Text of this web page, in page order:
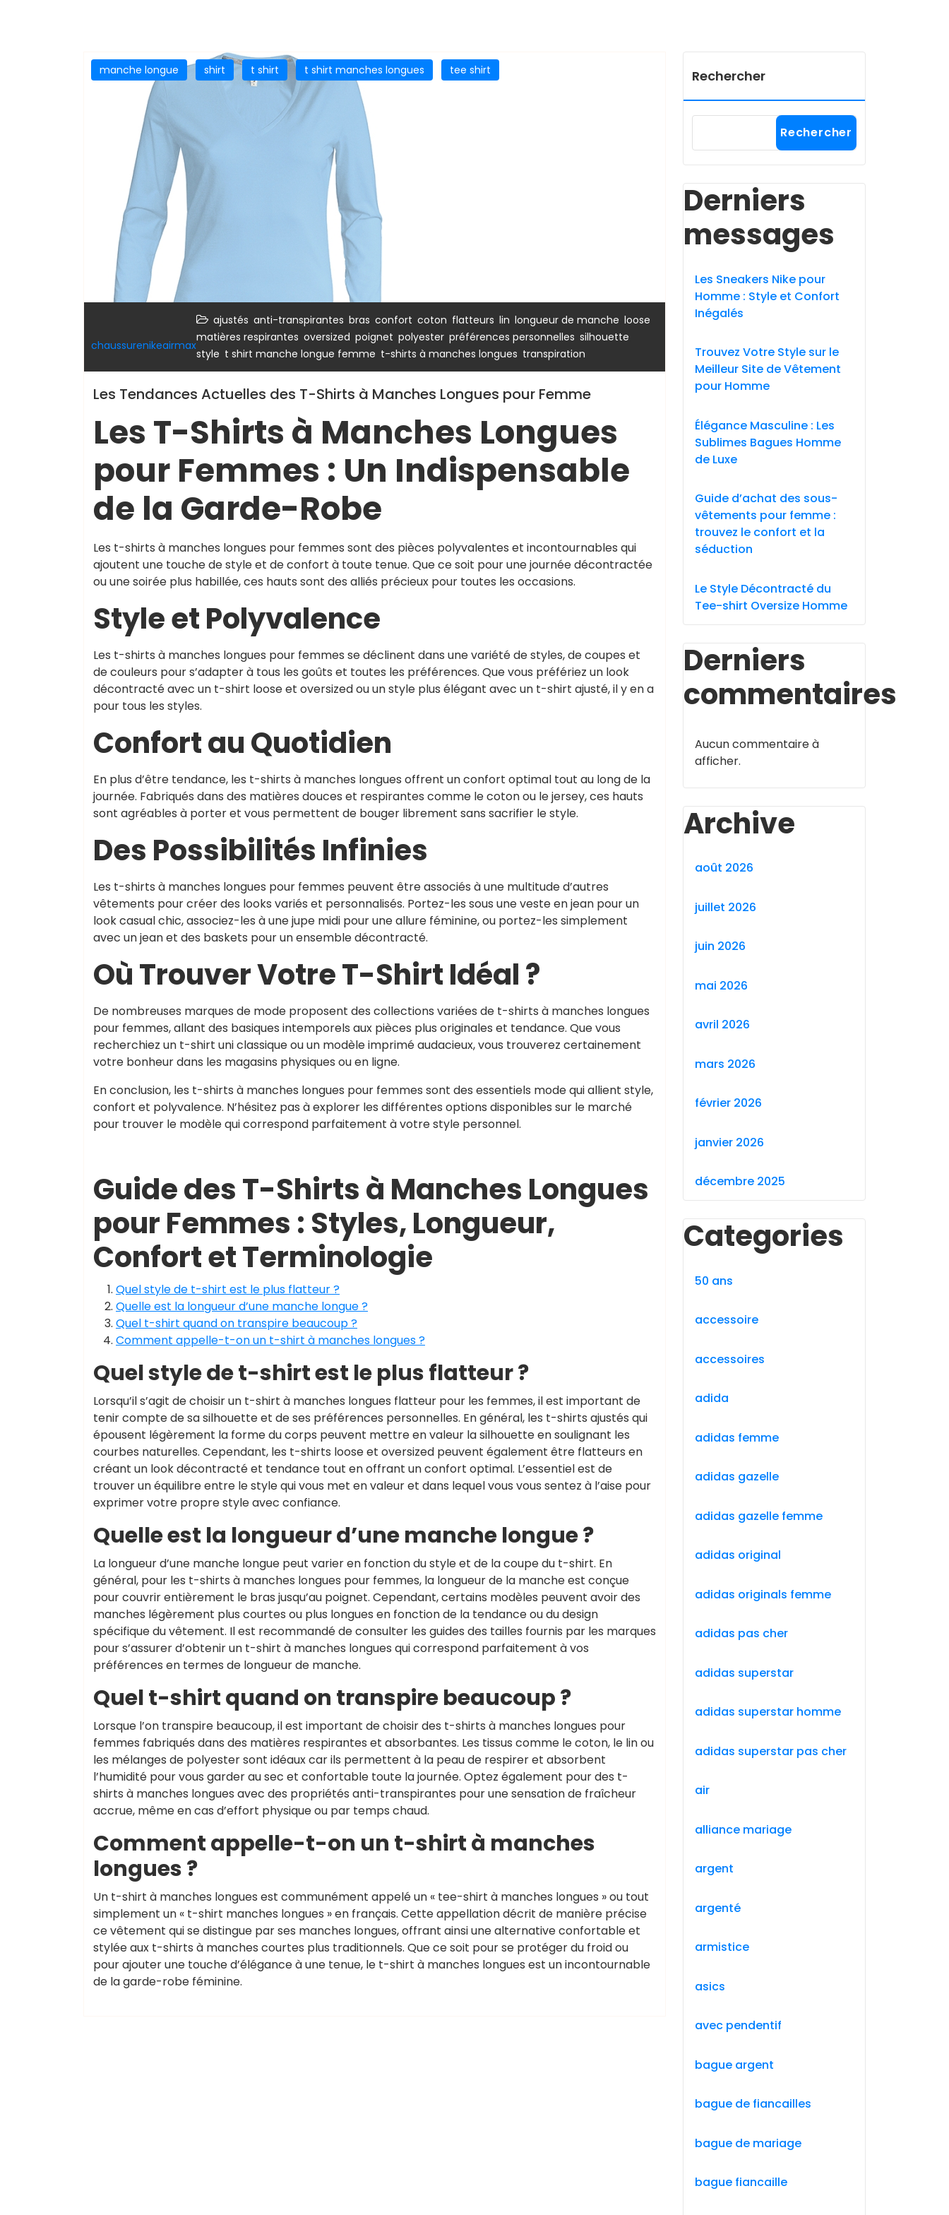
manche longue shirt t shirt t shirt manches longues tee shirt
chaussurenikeairmax
ajustés anti-transpirantes bras confort coton flatteurs lin longueur de manche loose
matières respirantes oversized poignet polyester préférences personnelles silhouette
style t shirt manche longue femme t-shirts à manches longues transpiration
Les Tendances Actuelles des T-Shirts à Manches Longues pour Femme
Les T-Shirts à Manches Longues
pour Femmes : Un Indispensable
de la Garde-Robe
Les t-shirts à manches longues pour femmes sont des pièces polyvalentes et incontournables qui
ajoutent une touche de style et de confort à toute tenue. Que ce soit pour une journée décontractée
ou une soirée plus habillée, ces hauts sont des alliés précieux pour toutes les occasions.
Style et Polyvalence
Les t-shirts à manches longues pour femmes se déclinent dans une variété de styles, de coupes et
de couleurs pour s’adapter à tous les goûts et toutes les préférences. Que vous préfériez un look
décontracté avec un t-shirt loose et oversized ou un style plus élégant avec un t-shirt ajusté, il y en a
pour tous les styles.
Confort au Quotidien
En plus d’être tendance, les t-shirts à manches longues offrent un confort optimal tout au long de la
journée. Fabriqués dans des matières douces et respirantes comme le coton ou le jersey, ces hauts
sont agréables à porter et vous permettent de bouger librement sans sacrifier le style.
Des Possibilités Infinies
Les t-shirts à manches longues pour femmes peuvent être associés à une multitude d’autres
vêtements pour créer des looks variés et personnalisés. Portez-les sous une veste en jean pour un
look casual chic, associez-les à une jupe midi pour une allure féminine, ou portez-les simplement
avec un jean et des baskets pour un ensemble décontracté.
Où Trouver Votre T-Shirt Idéal ?
De nombreuses marques de mode proposent des collections variées de t-shirts à manches longues
pour femmes, allant des basiques intemporels aux pièces plus originales et tendance. Que vous
recherchiez un t-shirt uni classique ou un modèle imprimé audacieux, vous trouverez certainement
votre bonheur dans les magasins physiques ou en ligne.
En conclusion, les t-shirts à manches longues pour femmes sont des essentiels mode qui allient style,
confort et polyvalence. N’hésitez pas à explorer les différentes options disponibles sur le marché
pour trouver le modèle qui correspond parfaitement à votre style personnel.
Guide des T-Shirts à Manches Longues
pour Femmes : Styles, Longueur,
Confort et Terminologie
Quel style de t-shirt est le plus flatteur ?
Quelle est la longueur d’une manche longue ?
Quel t-shirt quand on transpire beaucoup ?
Comment appelle-t-on un t-shirt à manches longues ?
Quel style de t-shirt est le plus flatteur ?
Lorsqu’il s’agit de choisir un t-shirt à manches longues flatteur pour les femmes, il est important de
tenir compte de sa silhouette et de ses préférences personnelles. En général, les t-shirts ajustés qui
épousent légèrement la forme du corps peuvent mettre en valeur la silhouette en soulignant les
courbes naturelles. Cependant, les t-shirts loose et oversized peuvent également être flatteurs en
créant un look décontracté et tendance tout en offrant un confort optimal. L’essentiel est de
trouver un équilibre entre le style qui vous met en valeur et dans lequel vous vous sentez à l’aise pour
exprimer votre propre style avec confiance.
Quelle est la longueur d’une manche longue ?
La longueur d’une manche longue peut varier en fonction du style et de la coupe du t-shirt. En
général, pour les t-shirts à manches longues pour femmes, la longueur de la manche est conçue
pour couvrir entièrement le bras jusqu’au poignet. Cependant, certains modèles peuvent avoir des
manches légèrement plus courtes ou plus longues en fonction de la tendance ou du design
spécifique du vêtement. Il est recommandé de consulter les guides des tailles fournis par les marques
pour s’assurer d’obtenir un t-shirt à manches longues qui correspond parfaitement à vos
préférences en termes de longueur de manche.
Quel t-shirt quand on transpire beaucoup ?
Lorsque l’on transpire beaucoup, il est important de choisir des t-shirts à manches longues pour
femmes fabriqués dans des matières respirantes et absorbantes. Les tissus comme le coton, le lin ou
les mélanges de polyester sont idéaux car ils permettent à la peau de respirer et absorbent
l’humidité pour vous garder au sec et confortable toute la journée. Optez également pour des t-
shirts à manches longues avec des propriétés anti-transpirantes pour une sensation de fraîcheur
accrue, même en cas d’effort physique ou par temps chaud.
Comment appelle-t-on un t-shirt à manches
longues ?
Un t-shirt à manches longues est communément appelé un « tee-shirt à manches longues » ou tout
simplement un « t-shirt manches longues » en français. Cette appellation décrit de manière précise
ce vêtement qui se distingue par ses manches longues, offrant ainsi une alternative confortable et
stylée aux t-shirts à manches courtes plus traditionnels. Que ce soit pour se protéger du froid ou
pour ajouter une touche d’élégance à une tenue, le t-shirt à manches longues est un incontournable
de la garde-robe féminine.
Rechercher
Rechercher
Derniers
messages
Les Sneakers Nike pour
Homme : Style et Confort
Inégalés
Trouvez Votre Style sur le
Meilleur Site de Vêtement
pour Homme
Élégance Masculine : Les
Sublimes Bagues Homme
de Luxe
Guide d’achat des sous-
vêtements pour femme :
trouvez le confort et la
séduction
Le Style Décontracté du
Tee-shirt Oversize Homme
Derniers
commentaires
Aucun commentaire à
afficher.
Archive
août 2026
juillet 2026
juin 2026
mai 2026
avril 2026
mars 2026
février 2026
janvier 2026
décembre 2025
Categories
50 ans
accessoire
accessoires
adida
adidas femme
adidas gazelle
adidas gazelle femme
adidas original
adidas originals femme
adidas pas cher
adidas superstar
adidas superstar homme
adidas superstar pas cher
air
alliance mariage
argent
argenté
armistice
asics
avec pendentif
bague argent
bague de fiancailles
bague de mariage
bague fiancaille